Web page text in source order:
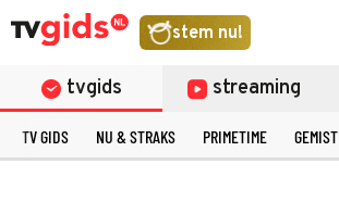
stem nu!
tvgids streaming
TV GIDS NU & STRAKS PRIMETIME GEMIST